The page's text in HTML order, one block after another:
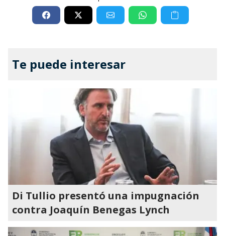
Te puede interesar
Di Tullio presentó una impugnación
contra Joaquín Benegas Lynch